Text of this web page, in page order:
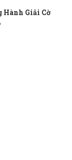
Hành Giải Cờ